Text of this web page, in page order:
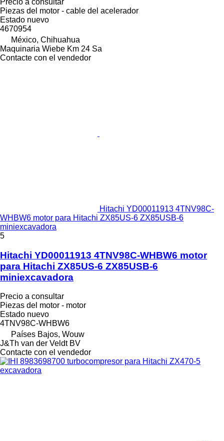
Piezas del motor - cable del acelerador
Estado nuevo
4670954
México, Chihuahua
Maquinaria Wiebe Km 24 Sa
Contacte con el vendedor
Hitachi YD00011913 4TNV98C-
WHBW6 motor para Hitachi ZX85US-6 ZX85USB-6
miniexcavadora
5
Hitachi YD00011913 4TNV98C-WHBW6 motor
para Hitachi ZX85US-6 ZX85USB-6
miniexcavadora
Precio a consultar
Piezas del motor - motor
Estado nuevo
4TNV98C-WHBW6
Países Bajos, Wouw
J&Th van der Veldt BV
Contacte con el vendedor